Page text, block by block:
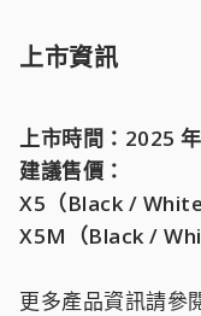
上市資訊​
上市時間：2025
建議售價：
X5（Black / White
X5M（Black /
更多產品資訊請參